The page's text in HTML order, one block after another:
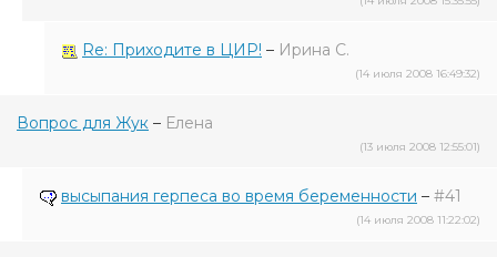
Re: Приходите в ЦИР! – Ирина С.
(14 июля 2008 16:49:32)
Вопрос для Жук – Елена
(13 июля 2008 12:55:01)
высыпания герпеса во время беременности – #41
(14 июля 2008 11:22:02)